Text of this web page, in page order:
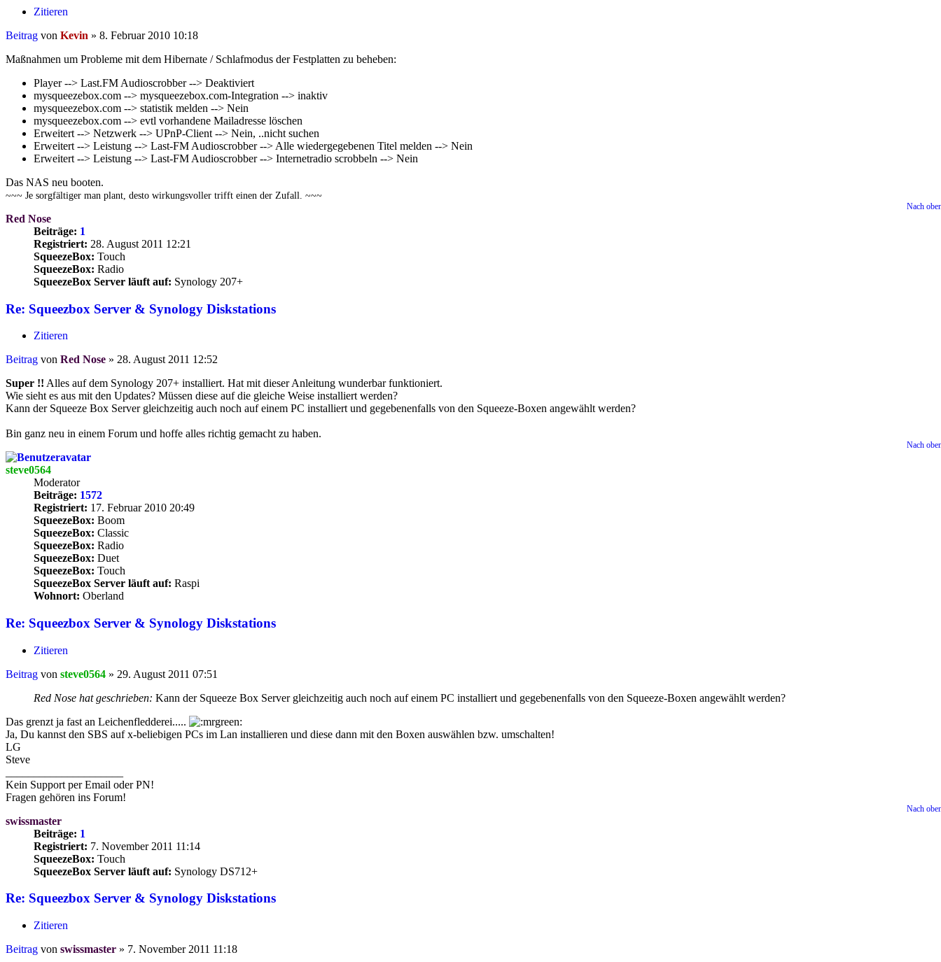
Zitieren
Beitrag von Kevin » 8. Februar 2010 10:18
Maßnahmen um Probleme mit dem Hibernate / Schlafmodus der Festplatten zu beheben:
Player --> Last.FM Audioscrobber --> Deaktiviert
mysqueezebox.com --> mysqueezebox.com-Integration --> inaktiv
mysqueezebox.com --> statistik melden --> Nein
mysqueezebox.com --> evtl vorhandene Mailadresse löschen
Erweitert --> Netzwerk --> UPnP-Client --> Nein, ..nicht suchen
Erweitert --> Leistung --> Last-FM Audioscrobber --> Alle wiedergegebenen Titel melden --> Nein
Erweitert --> Leistung --> Last-FM Audioscrobber --> Internetradio scrobbeln --> Nein
Das NAS neu booten.
~~~ Je sorgfältiger man plant, desto wirkungsvoller trifft einen der Zufall. ~~~
Nach
Red Nose
Beiträge: 1
Registriert: 28. August 2011 12:21
SqueezeBox: Touch
SqueezeBox: Radio
SqueezeBox Server läuft auf: Synology 207+
Re: Squeezbox Server & Synology Diskstations
Zitieren
Beitrag von Red Nose » 28. August 2011 12:52
Super !! Alles auf dem Synology 207+ installiert. Hat mit dieser Anleitung wunderbar funktioniert.
Wie sieht es aus mit den Updates? Müssen diese auf die gleiche Weise installiert werden?
Kann der Squeeze Box Server gleichzeitig auch noch auf einem PC installiert und gegebenenfalls von den Squeeze-Boxen angewählt werden?
Bin ganz neu in einem Forum und hoffe alles richtig gemacht zu haben.
Nach
steve0564
Moderator
Beiträge: 1572
Registriert: 17. Februar 2010 20:49
SqueezeBox: Boom
SqueezeBox: Classic
SqueezeBox: Radio
SqueezeBox: Duet
SqueezeBox: Touch
SqueezeBox Server läuft auf: Raspi
Wohnort: Oberland
Re: Squeezbox Server & Synology Diskstations
Zitieren
Beitrag von steve0564 » 29. August 2011 07:51
Red Nose hat geschrieben: Kann der Squeeze Box Server gleichzeitig auch noch auf einem PC installiert und gegebenenfalls von den Squeeze-Boxen angewählt werden?
Das grenzt ja fast an Leichenfledderei.....
Ja, Du kannst den SBS auf x-beliebigen PCs im Lan installieren und diese dann mit den Boxen auswählen bzw. umschalten!
LG
Steve
Kein Support per Email oder PN!
Fragen gehören ins Forum!
Nach
swissmaster
Beiträge: 1
Registriert: 7. November 2011 11:14
SqueezeBox: Touch
SqueezeBox Server läuft auf: Synology DS712+
Re: Squeezbox Server & Synology Diskstations
Zitieren
Beitrag von swissmaster » 7. November 2011 11:18